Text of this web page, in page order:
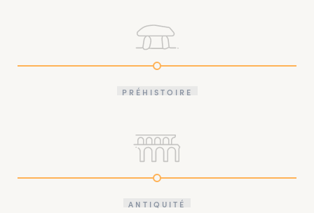
PRÉHISTOIRE
ANTIQUITÉ